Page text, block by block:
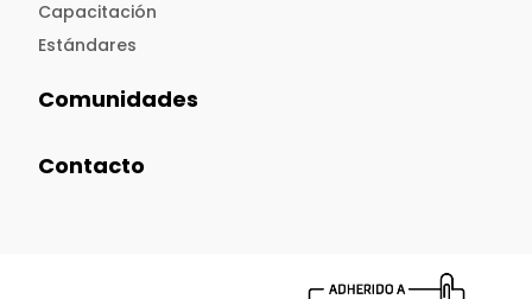
Capacitación
Estándares
Comunidades
Contacto